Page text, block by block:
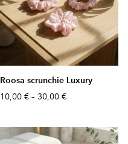
Roosa scrunchie Luxury
10,00 € – 30,00 €